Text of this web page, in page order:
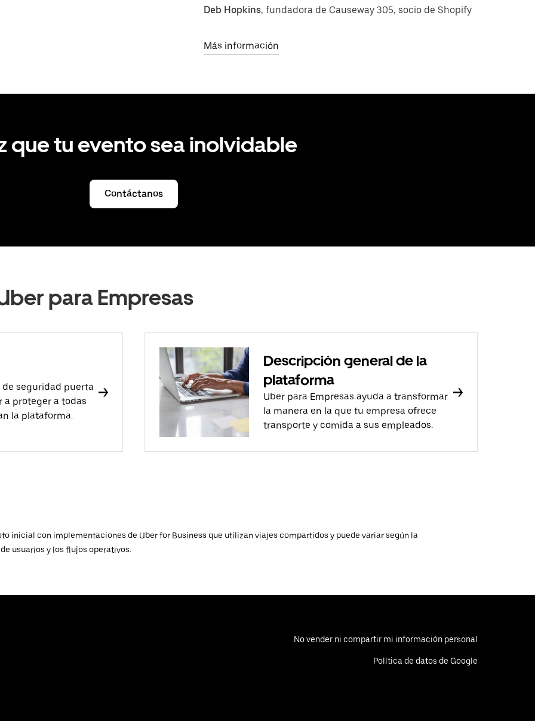
Deb Hopkins, fundadora de Causeway 305, socio de Shopify
Más información
que tu evento sea inolvidable
Contáctanos
para Empresas
seguridad puerta
a proteger a todas
la plataforma.
Descripción general de la
plataforma
Uber para Empresas ayuda a transformar
la manera en la que tu empresa ofrece
transporte y comida a sus empleados.
inicial con implementaciones de Uber for Business que utilizan viajes compartidos y puede variar según la
usuarios y los flujos operativos.
No vender ni compartir mi información personal
Política de datos de Google